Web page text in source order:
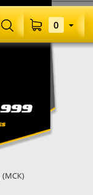
(МСК)
0